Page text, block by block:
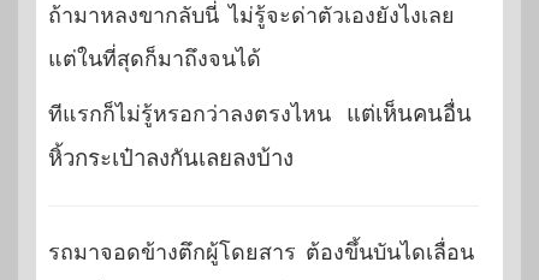
ถ้ามาหลงขากลับนี่ ไม่รู้จะด่าตัวเองยังไงเลย
แต่ในที่สุดก็มาถึงจนได้
ทีแรกก็ไม่รู้หรอกว่าลงตรงไหน
แต่เห็นคนอื่น
หิ้วกระเป๋าลงกันเลยลงบ้าง
รถมาจอดข้างตึกผู้โดยสาร ต้องขึ้นบันไดเลื่อน